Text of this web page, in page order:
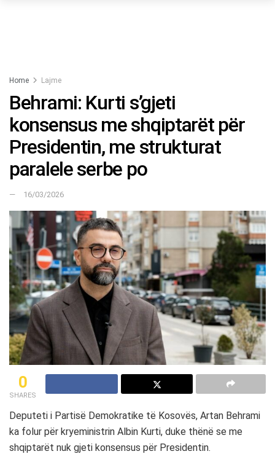
Home Lajme
Behrami: Kurti s’gjeti
konsensus me shqiptarët për
Presidentin, me strukturat
paralele serbe po
16/03/2026
0
SHARES
Deputeti i Partisë Demokratike të Kosovës, Artan Behrami
ka folur për kryeministrin Albin Kurti, duke thënë se me
shqiptarët nuk gjeti konsensus për Presidentin.